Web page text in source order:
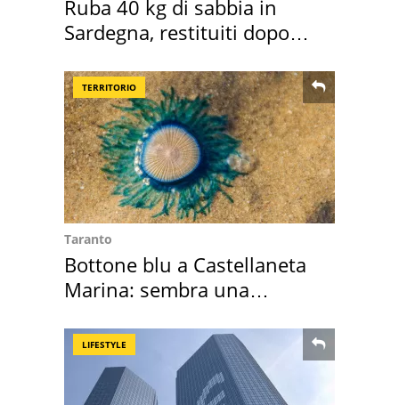
Ruba 40 kg di sabbia in
Sardegna, restituiti dopo
TERRITORIO
Taranto
Bottone blu a Castellaneta
Marina: sembra una
LIFESTYLE